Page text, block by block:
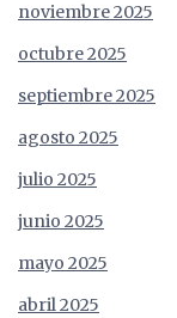
noviembre 2025
octubre 2025
septiembre 2025
agosto 2025
julio 2025
junio 2025
mayo 2025
abril 2025